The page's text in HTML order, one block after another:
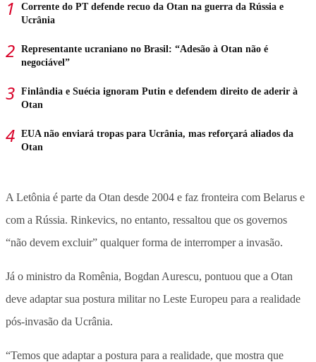
Corrente do PT defende recuo da Otan na guerra da Rússia e
Ucrânia
Representante ucraniano no Brasil: “Adesão à Otan não é
negociável”
Finlândia e Suécia ignoram Putin e defendem direito de aderir à
Otan
EUA não enviará tropas para Ucrânia, mas reforçará aliados da
Otan
A Letônia é parte da Otan desde 2004 e faz fronteira com Belarus e
com a Rússia. Rinkevics, no entanto, ressaltou que os governos
“não devem excluir” qualquer forma de interromper a invasão.
Já o ministro da Romênia, Bogdan Aurescu, pontuou que a Otan
deve adaptar sua postura militar no Leste Europeu para a realidade
pós-invasão da Ucrânia.
“Temos que adaptar a postura para a realidade, que mostra que